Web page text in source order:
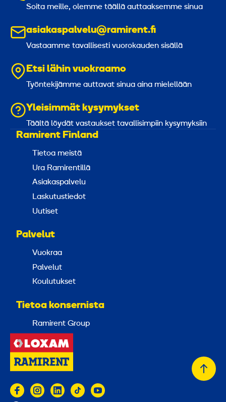
Soita meille, olemme täällä auttaaksemme sinua
asiakaspalvelu@ramirent.fi
Vastaamme tavallisesti vuorokauden sisällä
Etsi lähin vuokraamo
Työntekijämme auttavat sinua aina mielellään
Yleisimmät kysymykset
Täältä löydät vastaukset tavallisimpiin kysymyksiin
Ramirent Finland
Tietoa meistä
Ura Ramirentillä
Asiakaspalvelu
Laskutustiedot
Uutiset
Palvelut
Vuokraa
Palvelut
Koulutukset
Tietoa konsernista
Ramirent Group